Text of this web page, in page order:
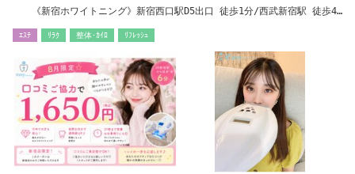
《新宿ホワイトニング》新宿西口駅D5出口 徒歩1分/西武新宿駅 徒歩4
ｴｽﾃ ﾘﾗｸ 整体･ｶｲﾛ ﾘﾌﾚｯｼｭ